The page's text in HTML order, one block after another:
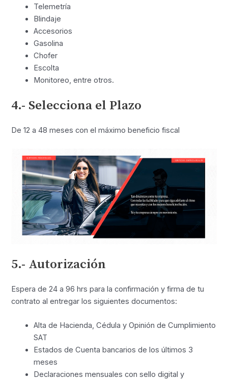
Telemetría
Blindaje
Accesorios
Gasolina
Chofer
Escolta
Monitoreo, entre otros.
4.- Selecciona el Plazo
De 12 a 48 meses con el máximo beneficio fiscal
5.- Autorización
Espera de 24 a 96 hrs para la confirmación y firma de tu
contrato al entregar los siguientes documentos:
Alta de Hacienda, Cédula y Opinión de Cumplimiento
SAT
Estados de Cuenta bancarios de los últimos 3
meses
Declaraciones mensuales con sello digital y